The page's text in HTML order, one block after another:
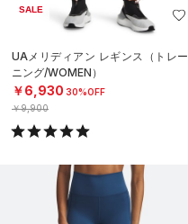
SALE
UAメリディアン レギンス（トレー
ニング/WOMEN）
￥6,930 30%OFF
￥9,900